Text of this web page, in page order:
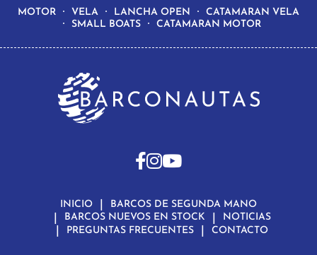
MOTOR VELA LANCHA OPEN
CATAMARAN VELA
SMALL BOATS
CATAMARAN MOTOR
INICIO
BARCOS DE SEGUNDA MANO
BARCOS NUEVOS EN STOCK
NOTICIAS
PREGUNTAS FRECUENTES
CONTACTO